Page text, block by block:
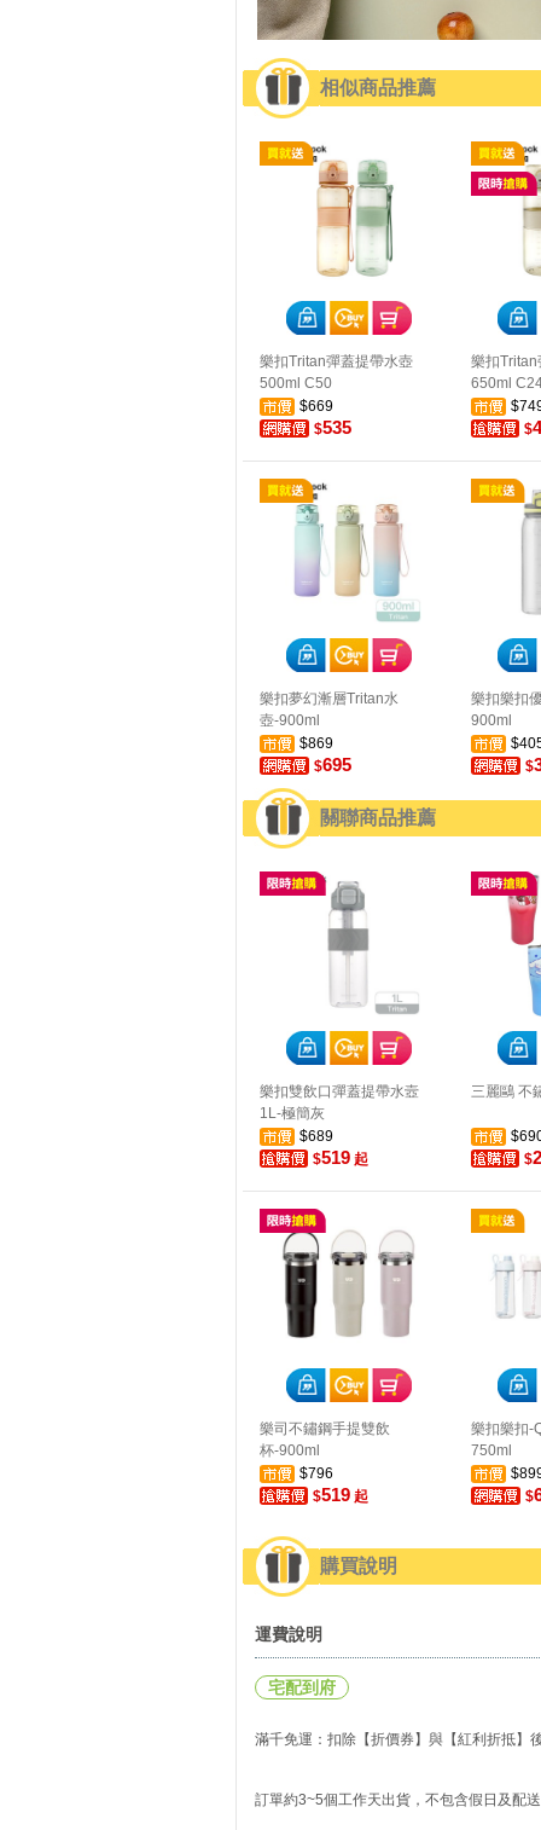
相似商品推薦
樂扣Tritan彈蓋提帶水壺
500ml C50
$669
$535
樂扣Tritan
650ml
$
樂扣夢幻漸層Tritan水
壺-900ml
$869
$695
樂扣樂扣
900ml
$
關聯商品推薦
樂扣雙飲口彈蓋提帶水壼
1L-極簡灰
$689
$519起
三麗鷗 不
$
樂司不鏽鋼手提雙飲
杯-900ml
$796
$519起
樂扣樂扣-
750ml
$
購買說明
運費說明
宅配到府
滿千免運：扣除【折價券】與【紅利折抵】
訂單約3~5個工作天出貨，不包含假日及配